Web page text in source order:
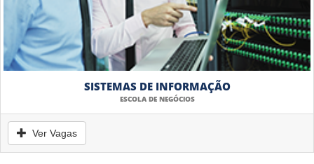
SISTEMAS DE INFORMAÇÃO
ESCOLA DE NEGÓCIOS
Ver Vagas